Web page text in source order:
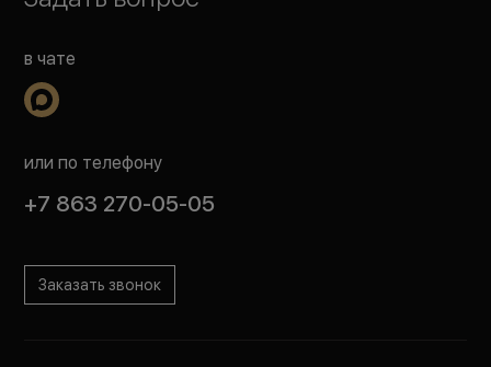
в чате
или по телефону
+7 863 270-05-05
Заказать звонок